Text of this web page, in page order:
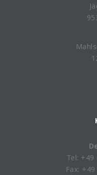
Tel:
Fax: